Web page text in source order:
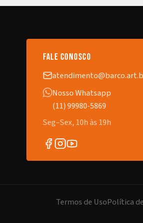
fale conosco
Nosso Whatsapp
(11) 99980-5869
Seg–Sex, 10h às 19h
Termos de UsoPolítica